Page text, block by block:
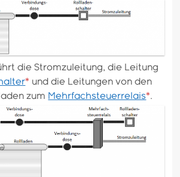
die Stromzuleitung, die Leitung
* und die Leitungen von den
zum Mehrfachsteuerrelais*.